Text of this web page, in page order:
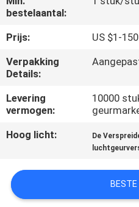
FABRIEKSREIS
CONTACTEER
ONS
NIEUWS
bestelaantal:
Prijs:
US $1-
Verpakking
Details:
Levering
vermogen:
10000
Hoog licht:
De